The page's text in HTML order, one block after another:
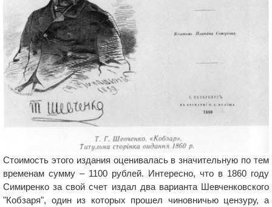
Стоимость этого издания оценивалась в значительную по тем
временам сумму – 1100 рублей. Интересно, что в 1860 году
Симиренко за свой счет издал два варианта Шевченковского
"Кобзаря", один из которых прошел чиновничью цензуру, а